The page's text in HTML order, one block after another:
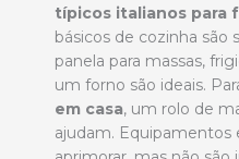
típicos italianos para
básicos de cozinha são
panela para massas,
um forno são ideais.
em casa, um rolo de
ajudam. Equipamentos